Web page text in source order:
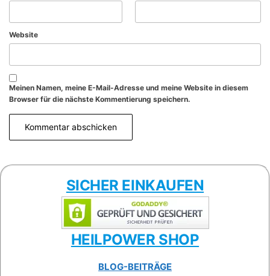
Website
Meinen Namen, meine E-Mail-Adresse und meine Website in diesem
Browser für die nächste Kommentierung speichern.
SICHER EINKAUFEN
HEILPOWER SHOP
BLOG-BEITRÄGE